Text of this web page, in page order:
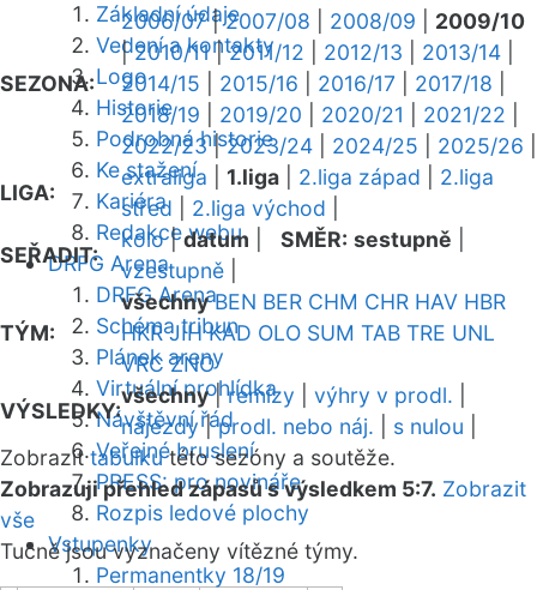
Základní údaje
Vedení a kontakty
Logo
Historie
Podrobná historie
Ke stažení
Kariéra
Redakce webu
DRFG Arena
DRFG Arena
Schéma tribun
Plánek areny
Virtuální prohlídka
Návštěvní řád
Veřejné bruslení
PRESS: pro novináře
Rozpis ledové plochy
Vstupenky
Permanentky 18/19
SEZONA:
2006/07|2007/08 2008/09
2009/10
|2010/11|2011/12 2012/13 2013/14
2014/15
2015/16 2016/17 2017/18
2018/19
2019/20 2020/21 2021/22
2022/23|2023/24 2024/25 2025/26
LIGA:
extraliga 1.liga 2.liga západ
2.liga
střed
2.liga východ
SEŘADIT:
kolo|datum SMĚR: sestupně
vzestupně
TÝM:
všechny BEN BER CHM CHR HAV HBR
HKR JIH KAD OLO SUM TAB TRE UNL
VRC ZNO
VÝSLEDKY:
všechny|remízy výhry v prodl.
nájezdy|prodl. nebo náj. s nulou
Zobrazittabulkutéto sezóny a soutěže.
Zobrazuji přehled zápasů s výsledkem 5:7. Zobrazit
vše
Tučně jsou vyznačeny vítězné týmy.